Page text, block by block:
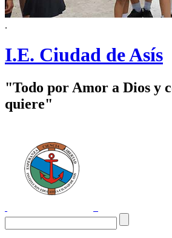
.
I.E. Ciudad de Asís
"Todo por Amor a Dios y
quiere"